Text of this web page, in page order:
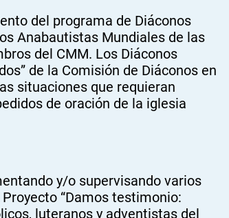
del programa de Diáconos
Anabautistas Mundiales de las
del CMM. Los Diáconos
de la Comisión de Diáconos en
situaciones que requieran
de oración de la iglesia
y/o supervisando varios
“Damos testimonio:
luteranos y adventistas del